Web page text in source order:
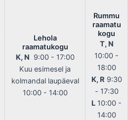
Lehola
raamatukogu
K, N 9:00 - 17:00
Kuu esimesel ja
kolmandal laupäeval
10:00 - 14:00
Rummu
raamatu
kogu
T, N
10:00 -
18:00
K, R 9:30
- 17:30
L 10:00 -
14:00